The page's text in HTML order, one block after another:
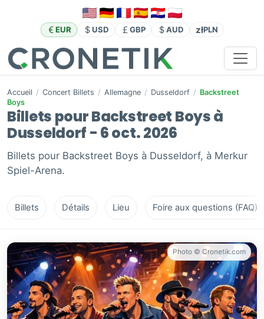
EUR USD GBP AUD złPLN
Accueil / Concert Billets / Allemagne / Dusseldorf / Backstreet
Boys
Billets pour Backstreet Boys à
Dusseldorf - 6 oct. 2026
Billets pour Backstreet Boys à Dusseldorf, à Merkur
Spiel-Arena.
Billets Détails Lieu Foire aux questions (FAQ)
Photo © Cronetik.com